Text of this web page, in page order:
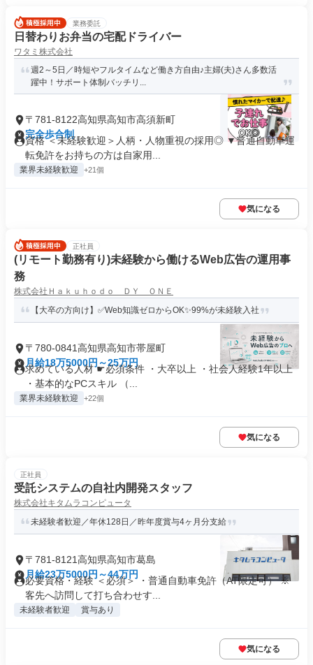
業務委託
日替わりお弁当の宅配ドライバー
ワタミ株式会社
週2～5日／時短やフルタイムなど働き方自由♪主婦(夫)さん多数活
躍中！サポート体制バッチリ...
〒781-8122高知県高知市高須新町
完全歩合制
資格 ＜未経験歓迎＞人柄・人物重視の採用◎ ▼普通自動車運
転免許をお持ちの方は自家用...
業界未経験歓迎 +21個
気になる
正社員
(リモート勤務有り)未経験から働けるWeb広告の運用事
務
株式会社Ｈａｋｕｈｏｄｏ ＤＹ ＯＮＥ
【大卒の方向け】✅Web知識ゼロからOK✨99%が未経験入社
〒780-0841高知県高知市帯屋町
月給18万5000円～25万円
求めている人材 ☛必須条件 ・大卒以上 ・社会人経験1年以上
・基本的なPCスキル （...
業界未経験歓迎 +22個
気になる
正社員
受託システムの自社内開発スタッフ
株式会社キタムラコンピュータ
未経験者歓迎／年休128日／昨年度賞与4ヶ月分支給
〒781-8121高知県高知市葛島
月給23万5000円～44万円
必要資格・経験 ＜必須＞ ・普通自動車免許（AT限定可） ※
客先へ訪問して打ち合わせす...
未経験者歓迎 賞与あり
気になる